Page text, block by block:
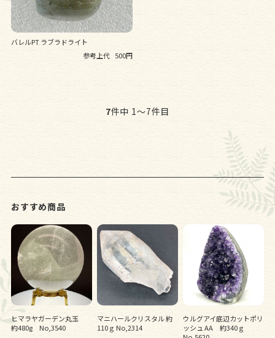
バレルPT ラブラドライト
参考上代 500円
7件中 1〜7件目
おすすめ商品
ヒマラヤガーデン丸玉
約480g No,3540
マニハールクリスタル 約
110ｇ No,2314
ウルグアイ底辺カットポリ
ッシュ AA 約340ｇ